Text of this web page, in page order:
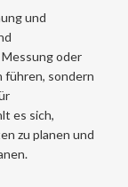
und
oder
führen, sondern
es sich,
zu planen und